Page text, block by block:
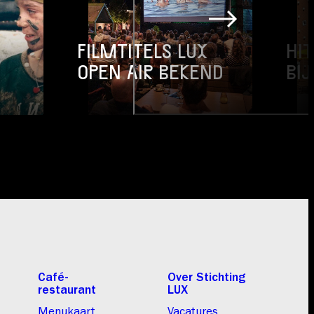
FILMTITELS LUX
OPEN AIR BEKEND
Café-
restaurant
Menukaart
Over Stichting
LUX
Vacatures